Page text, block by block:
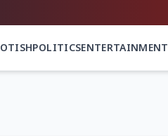
POLITICSENTERTAINMENT